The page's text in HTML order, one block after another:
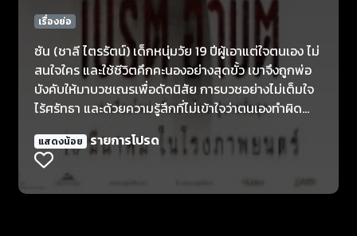
เรื่องย่อ
ซัน (ชาลี ไตรรัตน์) เด็กหนุ่มวัย 19 ปีผู้เอาแต่ใจตนเอง ไม่
สนใจใคร และใช้ชีวิตคึกคะนองอย่างสุดขั้ว เขาจึงถูกพ่อ
บังคับให้มาบวชเณรเพื่อดัดนิสัย การบวชอย่างไม่เต็มใจ
ไร้ศรัทธา และด้วยความรู้สึกที่ไม่เข้าใจว่าตนเองทำผิด
อะไรนักหนา จึงทำให้ซันยังคงใช้ชีวิตเหมือนปกติทั่วไปแม้
จะอยู่ในผ้าเหลืองแล้วก็ตาม รวมถึงการแอบคบหากับ ฝ้าย
(พลอย ศรนรินทร์) สาววัยรุ่นท้องถิ่นผู้โหยหาในความรัก
ซึ่งเหมือนเป็นสิ่งยึดเหนี่ยวเดียวที่ทั้งคู่มีให้แก่กันและเชื่อ
แสดงน้อย รายการโปรด